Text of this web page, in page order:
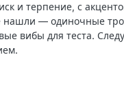
и терпение, с
— одиночные
вибы для теста.